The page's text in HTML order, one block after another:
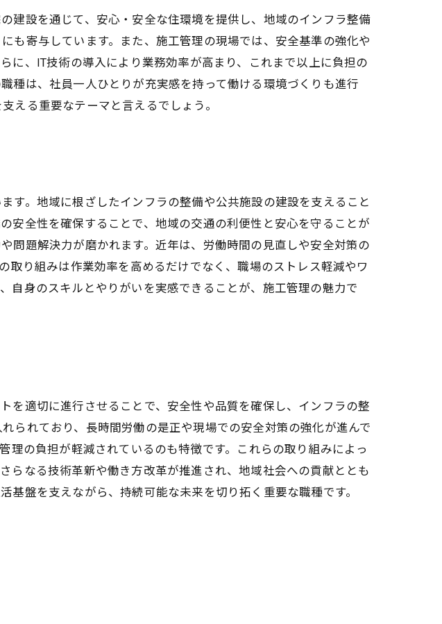
建設を通じて、安心・安全な住環境を提供し、地域のインフラ整備
も寄与しています。また、施工管理の現場では、安全基準の強化や
に、IT技術の導入により業務効率が高まり、これまで以上に負担の
種は、社員一人ひとりが充実感を持って働ける環境づくりも進行
える重要なテーマと言えるでしょう。
す。地域に根ざしたインフラの整備や公共施設の建設を支えること
安全性を確保することで、地域の交通の利便性と安心を守ることが
問題解決力が磨かれます。近年は、労働時間の見直しや安全対策の
り組みは作業効率を高めるだけでなく、職場のストレス軽減やワ
自身のスキルとやりがいを実感できることが、施工管理の魅力で
を適切に進行させることで、安全性や品質を確保し、インフラの整
られており、長時間労働の是正や現場での安全対策の強化が進んで
理の負担が軽減されているのも特徴です。これらの取り組みによっ
らなる技術革新や働き方改革が推進され、地域社会への貢献ととも
盤を支えながら、持続可能な未来を切り拓く重要な職種です。